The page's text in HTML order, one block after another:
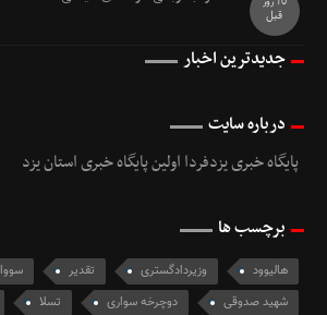
قبل
جدیدترین اخبار
درباره سایت
پایگاه خبری یزدفردا اولین پایگاه خبری استان یزد
برچسب ها
هالیوود وزیردادگستری تقدیر
سووا
شهید صدوقی
دوچرخه سواری تسلا